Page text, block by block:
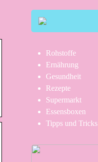
Rohstoffe
Ernährung
Gesundheit
Rezepte
Supermarkt
Essensboxen
Tipps und Tricks